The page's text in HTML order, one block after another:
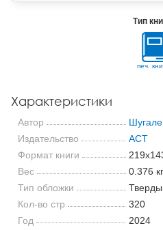
Тип
печ.
Характеристики
Автор
Издательство
АСТ
Формат книги
Вес
0.376 кг
Тип обложки
Кол-во стр
320
Год
2024